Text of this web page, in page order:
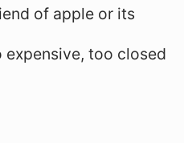
of apple or its
too closed